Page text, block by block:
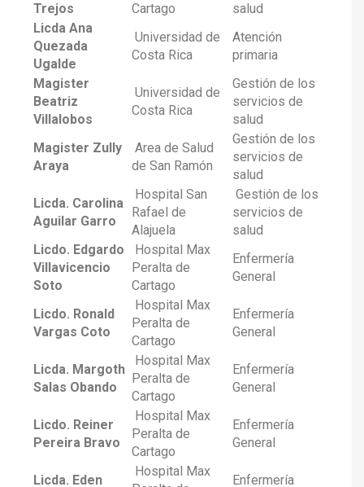
Trejos
Cartago
salud
Licda Ana
Quezada
Ugalde
Universidad de
Costa Rica
Atención
primaria
Magister
Beatriz
Villalobos
Universidad de
Costa Rica
Gestión de los
servicios de
salud
Magister Zully
Araya
Area de Salud
de San Ramón
Gestión de los
servicios de
salud
Licda. Carolina
Aguilar Garro
Hospital San
Rafael de
Alajuela
Gestión de los
servicios de
salud
Licdo. Edgardo
Villavicencio
Soto
Hospital Max
Peralta de
Cartago
Enfermería
General
Licdo. Ronald
Vargas Coto
Hospital Max
Peralta de
Cartago
Enfermería
General
Licda. Margoth
Salas Obando
Hospital Max
Peralta de
Cartago
Enfermería
General
Licdo. Reiner
Pereira Bravo
Hospital Max
Peralta de
Cartago
Enfermería
General
Licda. Eden
Hospital Max
Enfermería